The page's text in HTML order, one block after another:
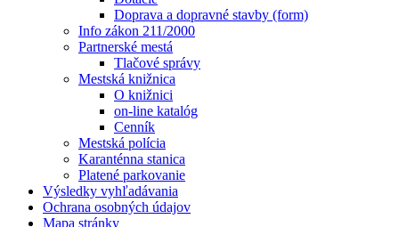
Doprava a dopravné stavby (form)
Info zákon 211/2000
Partnerské mestá
Tlačové správy
Mestská knižnica
O knižnici
on-line katalóg
Cenník
Mestská polícia
Karanténna stanica
Platené parkovanie
Výsledky vyhľadávania
Ochrana osobných údajov
Mapa stránky